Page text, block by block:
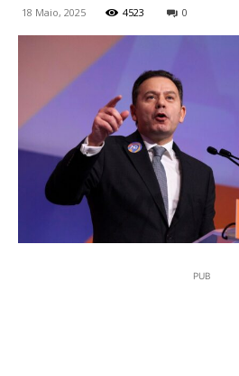
18 Maio, 2025 4523 0
PUB